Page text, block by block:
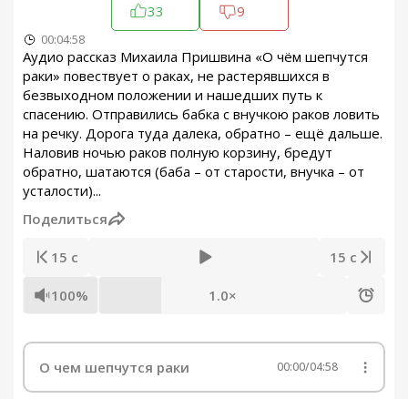
33 9
00:04:58
Аудио рассказ Михаила Пришвина «О чём шепчутся
раки» повествует о раках, не растерявшихся в
безвыходном положении и нашедших путь к
спасению. Отправились бабка с внучкою раков ловить
на речку. Дорога туда далека, обратно – ещё дальше.
Наловив ночью раков полную корзину, бредут
обратно, шатаются (баба – от старости, внучка – от
усталости)...
Поделиться
15 с 15 с
100% 1.0×
О чем шепчутся раки 00:00/04:58